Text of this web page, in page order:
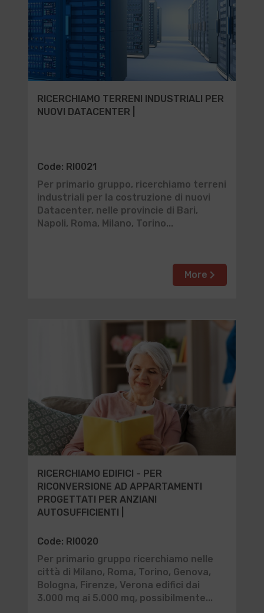
RICERCHIAMO TERRENI INDUSTRIALI PER
NUOVI DATACENTER |
Code: RI0021
Per primario gruppo, ricerchiamo terreni
industriali per la costruzione di nuovi
Datacenter, nelle provincie di Bari,
Napoli, Roma, Milano, Torino...
More
RICERCHIAMO EDIFICI - PER
RICONVERSIONE AD APPARTAMENTI
PROGETTATI PER ANZIANI
AUTOSUFFICIENTI |
Code: RI0020
Per primario gruppo ricerchiamo nelle
città di Milano, Roma, Torino, Genova,
Bologna, Firenze, Verona edifici dai
3.000 mq ai 5.000 mq, possibilmente...